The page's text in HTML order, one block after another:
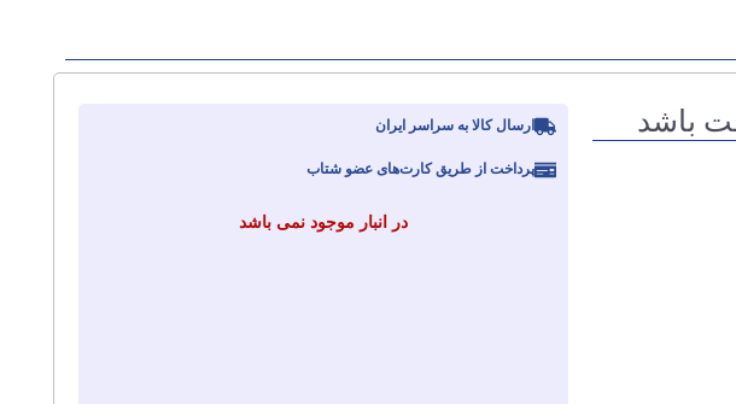
باشد ارسال کالا به سراسر ایران
پرداخت از طریق کارت‌های عضو شتاب
در انبار موجود نمی باشد